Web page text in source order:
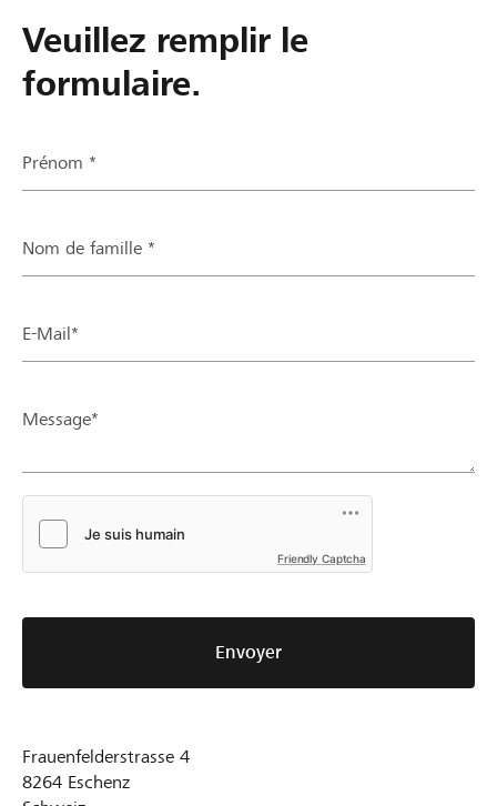
Veuillez remplir le
formulaire.
Prénom *
Nom de famille *
E-Mail*
Message*
Friendly Captcha
Envoyer
Frauenfelderstrasse 4
8264 Eschenz